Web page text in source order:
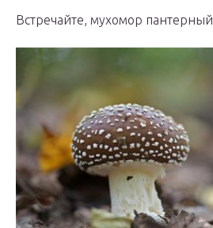
Встречайте, мухомор пантерный